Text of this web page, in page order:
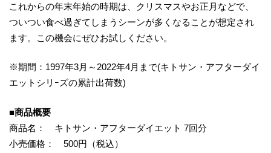
これからの年末年始の時期は、クリスマスやお正月などで、
ついつい食べ過ぎてしまうシーンが多くなることが想定され
ます。この機会にぜひお試しください。
※期間：1997年3月～2022年4月まで(キトサン・アフターダイ
エットシリｰズの累計出荷数)
■商品概要
商品名： キトサン・アフターダイエット 7回分
小売価格： 500円（税込）